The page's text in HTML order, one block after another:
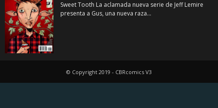
Sweet Tooth La aclamada nueva serie de Jeff Lemire
presenta a Gus, una nueva raza...
© Copyright 2019 - CBRcomics V3